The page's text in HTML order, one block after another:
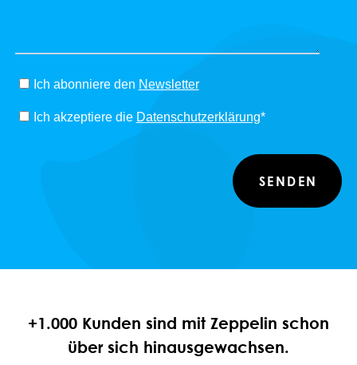
Ich abonniere den Newsletter
Ich akzeptiere die Datenschutzerklärung*
+1.000 Kunden sind mit Zeppelin schon
über sich hinausgewachsen.